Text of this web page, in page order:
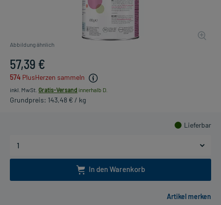
Abbildung ähnlich
57,39 €
574 PlusHerzen sammeln
inkl. MwSt. Gratis-Versand innerhalb D.
Grundpreis: 143,48 € / kg
Lieferbar
In den Warenkorb